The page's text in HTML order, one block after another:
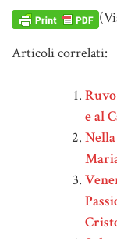
Articoli correlati:
e al